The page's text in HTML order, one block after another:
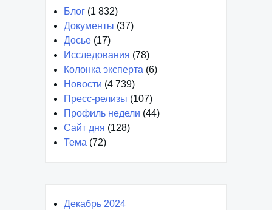
Блог (1 832)
Документы (37)
Досье (17)
Исследования (78)
Колонка эксперта (6)
Новости (4 739)
Пресс-релизы (107)
Профиль недели (44)
Сайт дня (128)
Тема (72)
Декабрь 2024